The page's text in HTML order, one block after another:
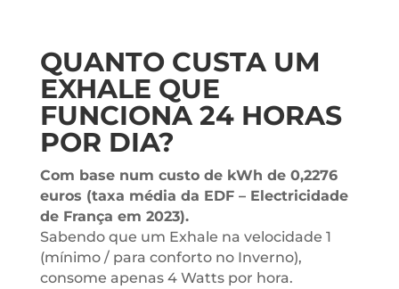
QUANTO CUSTA UM
EXHALE QUE
FUNCIONA 24 HORAS
POR DIA?
Com base num custo de kWh de 0,2276
euros (taxa média da EDF – Electricidade
de França em 2023).
Sabendo que um Exhale na velocidade 1
(mínimo / para conforto no Inverno),
consome apenas 4 Watts por hora.